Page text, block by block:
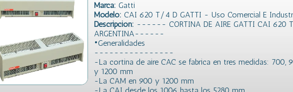
Marca: Gatti
Modelo: CAI 620 T/4 D GATTI - Uso Comercial E
Descripción: ------ CORTINA DE AIRE GATTI CAI
ARGENTINA------
•Generalidades
----------------
-La cortina de aire CAC se fabrica en tres medidas: 700,
y 1200 mm
-La CAM en 900 y 1200 mm